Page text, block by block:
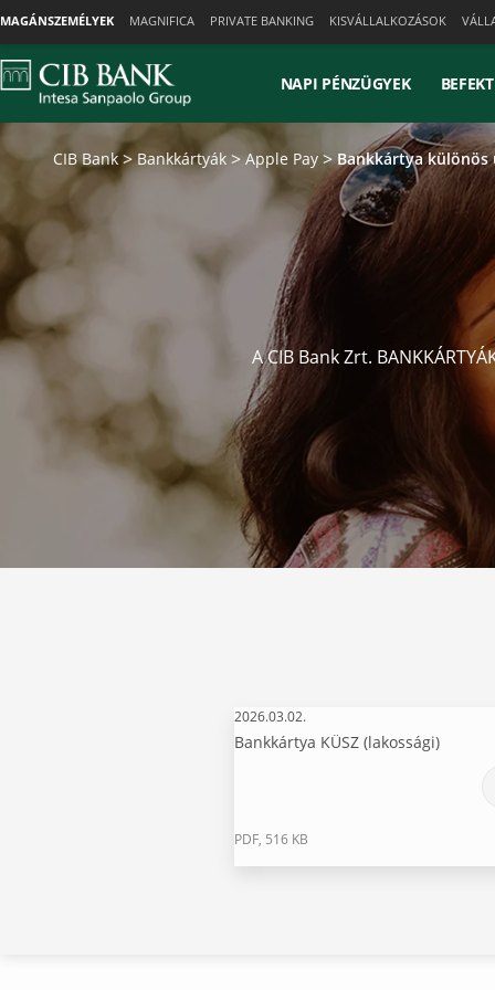
Skiplinks
MAGÁNSZEMÉLYEK MAGNIFICA PRIVATE BANKING KISVÁLLALKOZÁSOK
NAPI PÉNZÜGYEK
CIB Bank Bankkártyák Apple Pay Bankkártya különös
A CIB Bank Zrt.
2026.03.02.
Bankkártya KÜSZ (lakossági)
PDF, 516 KB